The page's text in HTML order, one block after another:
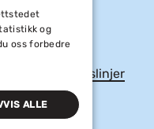
etiske retningslinjer
og
oss forbedre
ALLE